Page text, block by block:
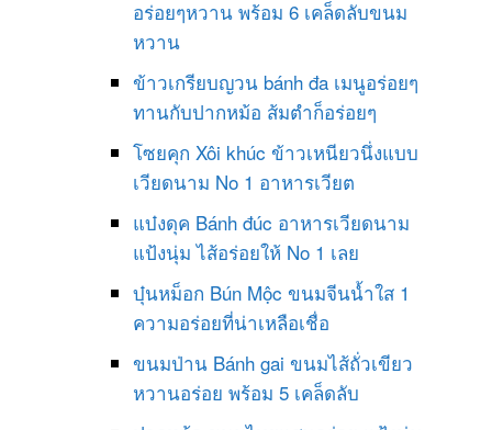
อร่อยๆหวาน พร้อม 6 เคล็ดลับขนม
หวาน
ข้าวเกรียบญวน bánh đa เมนูอร่อยๆ
ทานกับปากหม้อ ส้มตำก็อร่อยๆ
โซยคุก Xôi khúc ข้าวเหนียวนึ่งแบบ
เวียดนาม No 1 อาหารเวียต
แบ๋งดุค Bánh đúc อาหารเวียดนาม
แป้งนุ่ม ไส้อร่อยให้ No 1 เลย
บุ๋นหม็อก Bún Mộc ขนมจีนน้ำใส 1
ความอร่อยที่น่าเหลือเชื่อ
ขนมป่าน Bánh gai ขนมไส้ถั่วเขียว
หวานอร่อย พร้อม 5 เคล็ดลับ